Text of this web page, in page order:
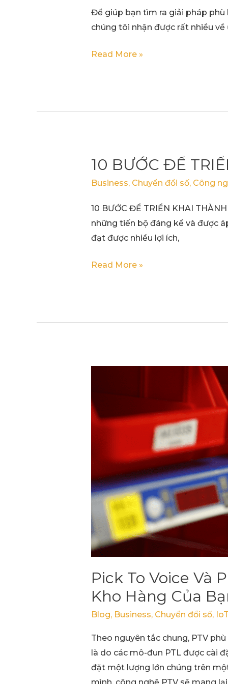
Để giúp bạn tìm ra giải pháp phù
chúng tôi nhận được rất nhiều
Read More »
10 BƯỚC ĐỂ
Business, Chuyển đổi số, Công
10 BƯỚC ĐỂ TRIỂN KHAI
những tiến bộ đáng kể và được
đạt được nhiều lợi ích,
10
TRIỂN
KHAI
THÀNH
DỰ
Read More »
Pick To Voice Và
Kho Hàng Của
Blog, Business, Chuyển đổi số, IoT
Theo nguyên tắc chung, PTV
là do các mô-đun PTL được cài
đặt một lượng lớn chúng trên
mình, công nghệ PTV sẽ mang
Voice
và
Light
,
đâu
giải
pháp
phù
cho
kho
hàng
bạn